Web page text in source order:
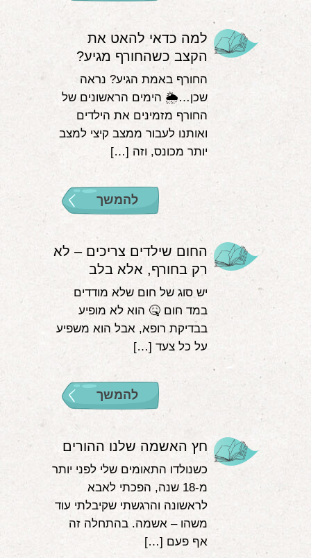
למה כדאי להאט את
הקצב כשהחורף מגיע?
החורף באמת הגיע? נראה
שכן…🌦 הימים הראשונים של
החורף מזמינים את הילדים
ואותנו לעבור ממצב קיצי למצב
יותר מכונס, וזה […]
להמשך
החום שילדים צריכים – לא
רק בחורף, אלא בלב
יש סוג של חום שלא מודדים
במד חום 🤒 הוא לא מופיע
בבדיקת רופא, אבל הוא משפיע
על כל צעד […]
להמשך
חץ האשמה שלנו ההורים
כשנולדו התאומים שלי לפני יותר
מ-18 שנה, הפכתי לאבא
לראשונה והרגשתי שקיבלתי עוד
משהו – אשמה. בהתחלה זה
אף פעם […]